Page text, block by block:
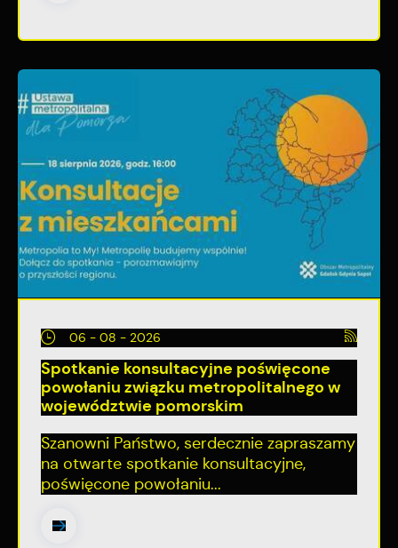
06 - 08 - 2026
Spotkanie konsultacyjne poświęcone
powołaniu związku metropolitalnego w
województwie pomorskim
Szanowni Państwo, serdecznie zapraszamy
na otwarte spotkanie konsultacyjne,
poświęcone powołaniu...